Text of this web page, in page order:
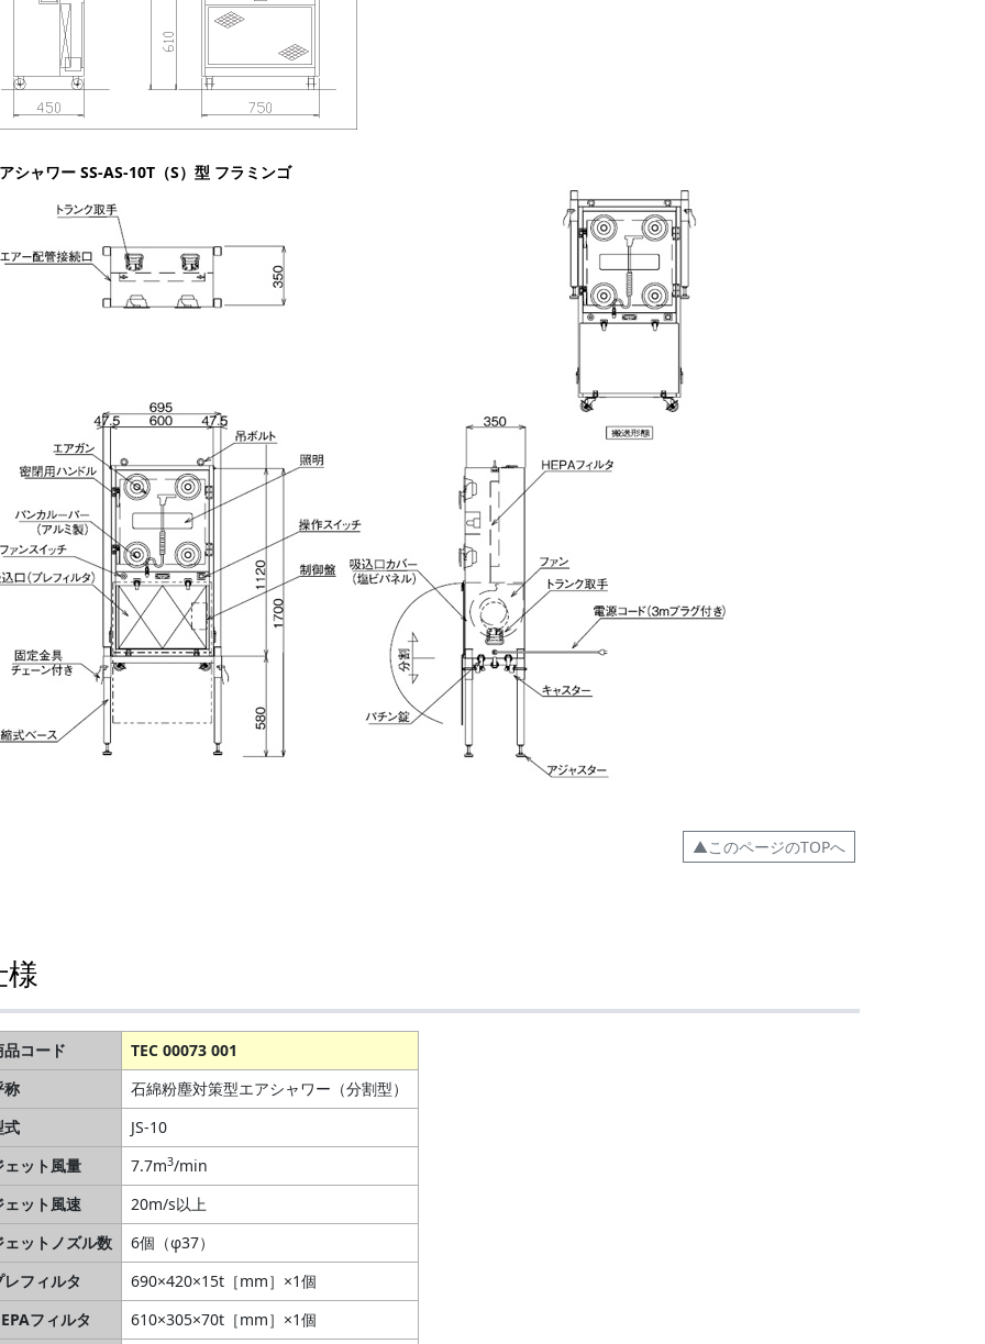
シャワー SS-AS-10T（S）型 フラミンゴ
▲このページのTOPへ
様
品コード
TEC 00073 001
称
石綿粉塵対策型エアシャワー（分割型）
式
JS-10
ェット風量
7.7m3/min
ェット風速
20m/s以上
ェットノズル数
6個（φ37）
レフィルタ
690×420×15t［mm］×1個
フィルタ
610×305×70t［mm］×1個